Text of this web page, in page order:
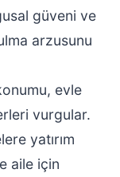
güveni ve
arzusunu
evle
vurgular.
yatırım
aile için